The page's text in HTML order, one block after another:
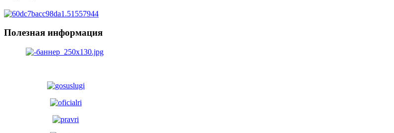
Полезная информация